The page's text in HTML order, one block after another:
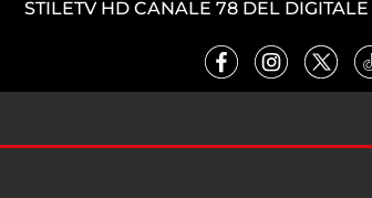
STILETV HD CANALE 78 DEL DIGITALE